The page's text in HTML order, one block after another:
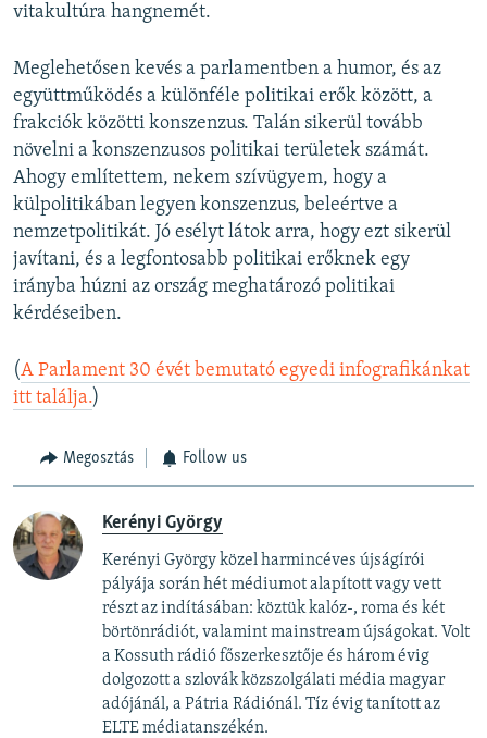
vitakultúra hangnemét.
Meglehetősen kevés a parlamentben a humor, és az
együttműködés a különféle politikai erők között, a
frakciók közötti konszenzus. Talán sikerül tovább
növelni a konszenzusos politikai területek számát.
Ahogy említettem, nekem szívügyem, hogy a
külpolitikában legyen konszenzus, beleértve a
nemzetpolitikát. Jó esélyt látok arra, hogy ezt sikerül
javítani, és a legfontosabb politikai erőknek egy
irányba húzni az ország meghatározó politikai
kérdéseiben.
(A Parlament 30 évét bemutató egyedi infografikánkat
itt találja.)
Megosztás Follow us
Kerényi György
Kerényi György közel harmincéves újságírói
pályája során hét médiumot alapított vagy vett
részt az indításában: köztük kalóz-, roma és két
börtönrádiót, valamint mainstream újságokat. Volt
a Kossuth rádió főszerkesztője és három évig
dolgozott a szlovák közszolgálati média magyar
adójánál, a Pátria Rádiónál. Tíz évig tanított az
ELTE médiatanszékén.